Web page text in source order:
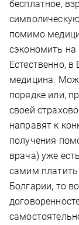
бесплатное,
помимо
сэкономить на
Естественно,
медицина.
порядке или,
своей
направят к
получения
врача) уже
самим
Болгарии, то